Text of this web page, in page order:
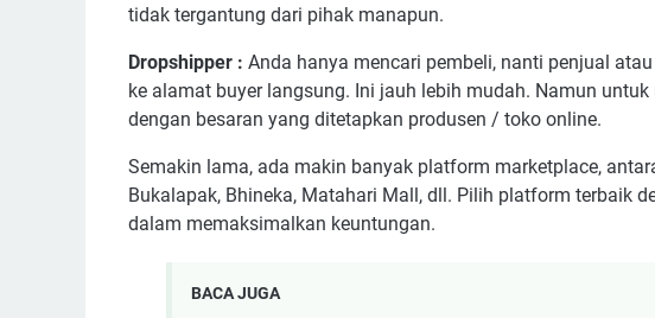
tidak tergantung dari pihak manapun.
Dropshipper : Anda hanya mencari pembeli, nanti penjual
ke alamat buyer langsung. Ini jauh lebih mudah. Namun
dengan besaran yang ditetapkan produsen / toko online.
Semakin lama, ada makin banyak platform marketplace,
Bukalapak, Bhineka, Matahari Mall, dll. Pilih platform terbaik
dalam memaksimalkan keuntungan.
BACA JUGA